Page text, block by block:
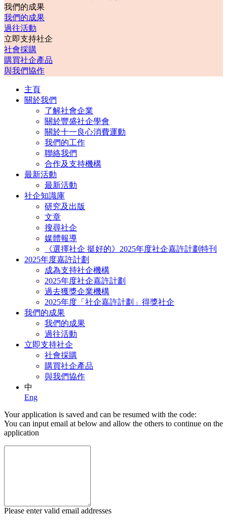
我們的成果
我們的成果
過往活動
立即支持社企
社會採購
購買社企產品
與我們協作
主頁
關於我們
了解社會企業
關於豐盛社企學會
關於十一良心消費運動
我們的工作
聯絡我們
合作及支持機構
最新活動
最新活動
社企知識庫
研究及出版
文章
搜尋社企
媒體報導
《選擇社企 挺好的》2025年度社企嘉許計劃特刊
2025年度嘉許計劃
成為支持社企機構
2025年度社企嘉許計劃
過去獲獎企業機構
2025年度「社企嘉許計劃」得獎社企
我們的成果
我們的成果
過往活動
立即支持社企
社會採購
購買社企產品
與我們協作
中
Eng
Your application is saved and can be resumed with the code:
You can input email at below and allow the others to continue on the
application
Please enter valid email addresses